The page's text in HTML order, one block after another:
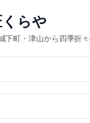
らや
下町・津山から四季折